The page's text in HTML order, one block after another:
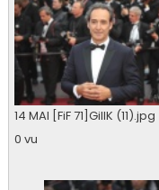
14 MAI [FiF 71]GillK (11).jpg
0 vu